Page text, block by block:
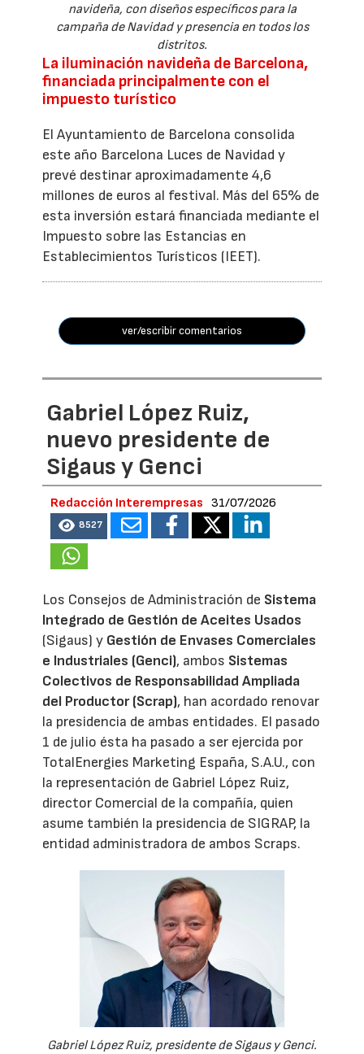
navideña, con diseños específicos para la
campaña de Navidad y presencia en todos los
distritos.
La iluminación navideña de Barcelona,
financiada principalmente con el
impuesto turístico
El Ayuntamiento de Barcelona consolida
este año Barcelona Luces de Navidad y
prevé destinar aproximadamente 4,6
millones de euros al festival. Más del 65% de
esta inversión estará financiada mediante el
Impuesto sobre las Estancias en
Establecimientos Turísticos (IEET).
ver/escribir comentarios
Gabriel López Ruiz,
nuevo presidente de
Sigaus y Genci
Redacción Interempresas 31/07/2026
8527
Los Consejos de Administración de Sistema
Integrado de Gestión de Aceites Usados
(Sigaus) y Gestión de Envases Comerciales
e Industriales (Genci), ambos Sistemas
Colectivos de Responsabilidad Ampliada
del Productor (Scrap), han acordado renovar
la presidencia de ambas entidades. El pasado
1 de julio ésta ha pasado a ser ejercida por
TotalEnergies Marketing España, S.A.U., con
la representación de Gabriel López Ruiz,
director Comercial de la compañía, quien
asume también la presidencia de SIGRAP, la
entidad administradora de ambos Scraps.
Gabriel López Ruiz, presidente de Sigaus y Genci.